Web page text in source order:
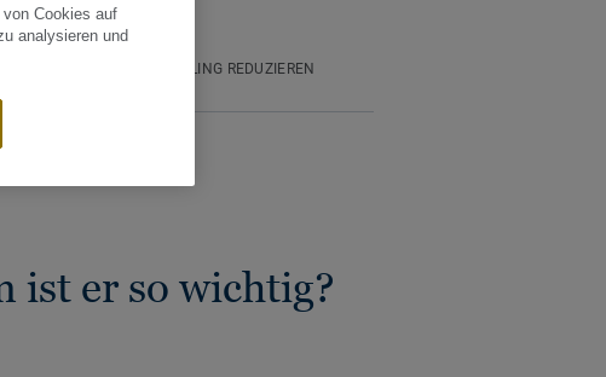
DURCH RECYCLING REDUZIEREN
ist er so wichtig?
Cookies auf
analysieren und